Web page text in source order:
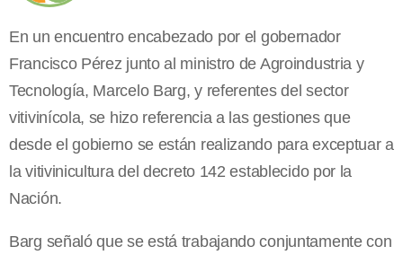
En un encuentro encabezado por el gobernador
Francisco Pérez junto al ministro de Agroindustria y
Tecnología, Marcelo Barg, y referentes del sector
vitivinícola, se hizo referencia a las gestiones que
desde el gobierno se están realizando para exceptuar a
la vitivinicultura del decreto 142 establecido por la
Nación.
Barg señaló que se está trabajando conjuntamente con